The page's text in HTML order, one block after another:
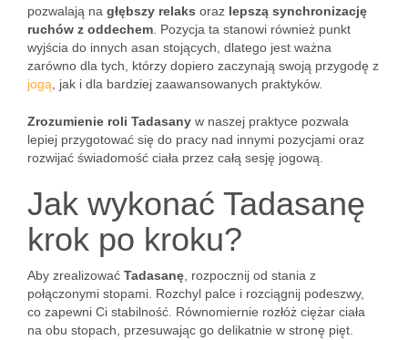
pozwalają na głębszy relaks oraz lepszą synchronizację
ruchów z oddechem . Pozycja ta stanowi również punkt
wyjścia do innych asan stojących, dlatego jest ważna
zarówno dla tych, którzy dopiero zaczynają swoją przygodę z
jogą , jak i dla bardziej zaawansowanych praktyków.
Zrozumienie roli Tadasany w naszej praktyce pozwala
lepiej przygotować się do pracy nad innymi pozycjami oraz
rozwijać świadomość ciała przez całą sesję jogową.
Jak wykonać Tadasanę
krok po kroku?
Aby zrealizować Tadasanę , rozpocznij od stania z
połączonymi stopami. Rozchyl palce i rozciągnij podeszwy,
co zapewni Ci stabilność. Równomiernie rozłóż ciężar ciała
na obu stopach, przesuwając go delikatnie w stronę pięt.